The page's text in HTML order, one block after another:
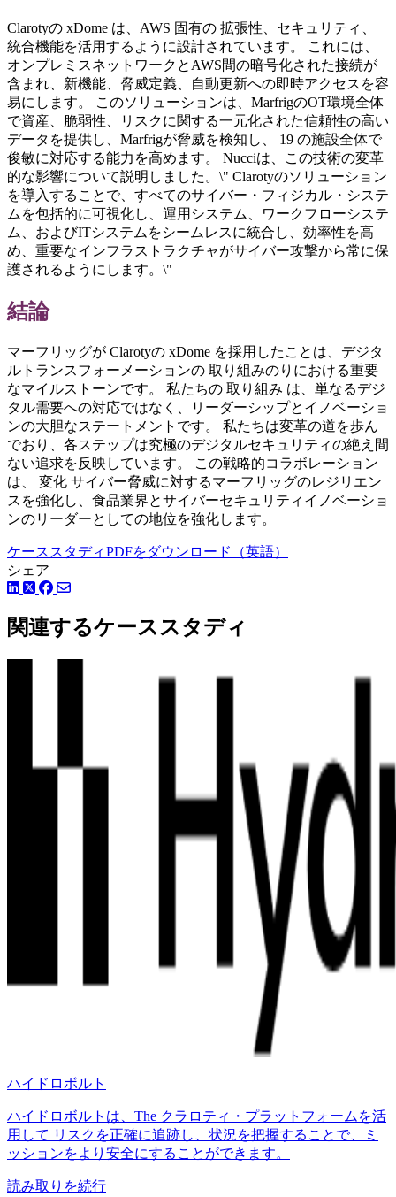
Clarotyの xDome は、AWS 固有の 拡張性、セキュリティ、
統合機能を活用するように設計されています。 これには、
オンプレミスネットワークとAWS間の暗号化された接続が
含まれ、新機能、脅威定義、自動更新への即時アクセスを容
易にします。 このソリューションは、MarfrigのOT環境全体
で資産、脆弱性、リスクに関する一元化された信頼性の高い
データを提供し、Marfrigが脅威を検知し、 19 の施設全体で
俊敏に対応する能力を高めます。 Nucciは、この技術の変革
的な影響について説明しました。\" Clarotyのソリューション
を導入することで、すべてのサイバー・フィジカル・システ
ムを包括的に可視化し、運用システム、ワークフローシステ
ム、およびITシステムをシームレスに統合し、効率性を高
め、重要なインフラストラクチャがサイバー攻撃から常に保
護されるようにします。\"
結論
マーフリッグが Clarotyの xDome を採用したことは、デジタ
ルトランスフォーメーションの 取り組みのりにおける重要
なマイルストーンです。 私たちの 取り組み は、単なるデジ
タル需要への対応ではなく、リーダーシップとイノベーショ
ンの大胆なステートメントです。 私たちは変革の道を歩ん
でおり、各ステップは究極のデジタルセキュリティの絶え間
ない追求を反映しています。 この戦略的コラボレーション
は、 変化 サイバー脅威に対するマーフリッグのレジリエン
スを強化し、食品業界とサイバーセキュリティイノベーショ
ンのリーダーとしての地位を強化します。
ケーススタディPDFをダウンロード（英語）
シェア
LinkedIn
ツイッター
Facebook
関連するケーススタディ
ハイドロボルト
ハイドロボルトは、The クラロティ・プラットフォームを活
用して リスクを正確に追跡し、状況を把握することで、ミ
ッションをより安全にすることができます。
読み取りを続行